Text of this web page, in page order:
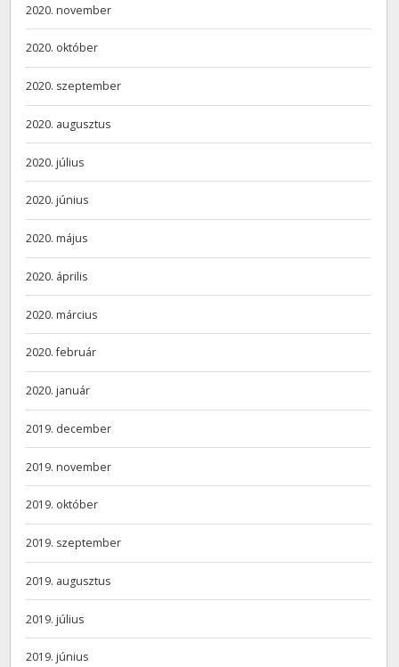
2020. november
2020. október
2020. szeptember
2020. augusztus
2020. július
2020. június
2020. május
2020. április
2020. március
2020. február
2020. január
2019. december
2019. november
2019. október
2019. szeptember
2019. augusztus
2019. július
2019. június